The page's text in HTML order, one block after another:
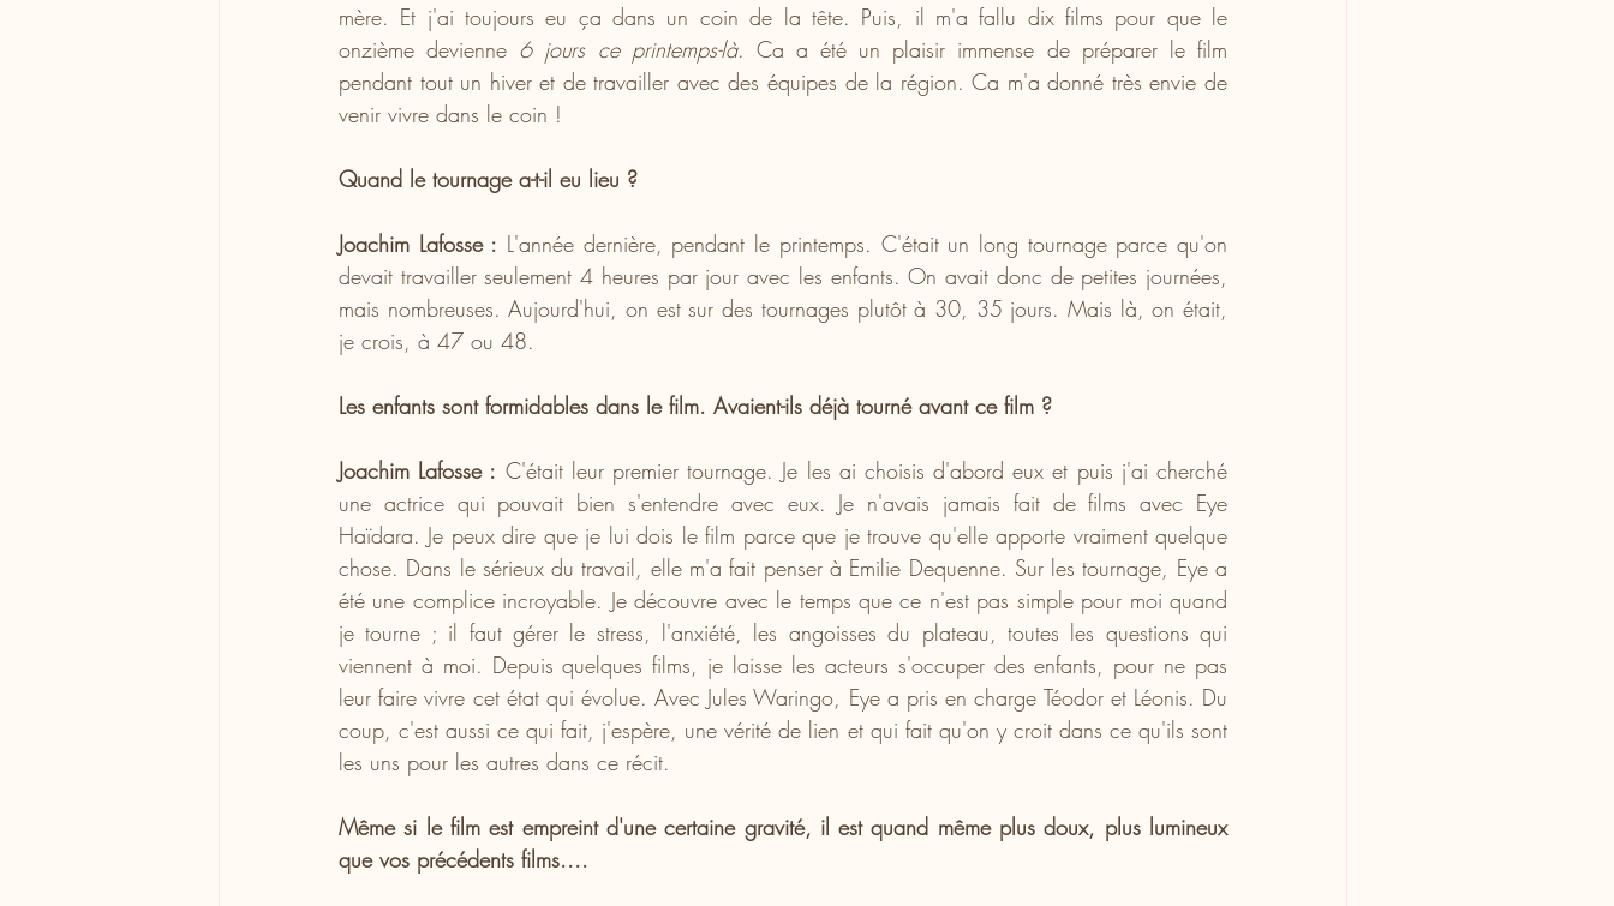
mère. Et j'ai toujours eu ça dans un coin de la tête. Puis, il m'a fallu dix films pour que le
onzième devienne 6 jours ce printemps-là. Ca a été un plaisir immense de préparer le film
pendant tout un hiver et de travailler avec des équipes de la région. Ca m'a donné très envie de
venir vivre dans le coin !
Quand le tournage a-t-il eu lieu ?
Joachim Lafosse : L'année dernière, pendant le printemps. C'était un long tournage parce qu'on
devait travailler seulement 4 heures par jour avec les enfants. On avait donc de petites journées,
mais nombreuses. Aujourd'hui, on est sur des tournages plutôt à 30, 35 jours. Mais là, on était,
je crois, à 47 ou 48.
Les enfants sont formidables dans le film. Avaient-ils déjà tourné avant ce film ?
Joachim Lafosse : C'était leur premier tournage. Je les ai choisis d'abord eux et puis j'ai cherché
une actrice qui pouvait bien s'entendre avec eux. Je n'avais jamais fait de films avec Eye
Haïdara. Je peux dire que je lui dois le film parce que je trouve qu'elle apporte vraiment quelque
chose. Dans le sérieux du travail, elle m'a fait penser à Emilie Dequenne. Sur les tournage, Eye a
été une complice incroyable. Je découvre avec le temps que ce n'est pas simple pour moi quand
je tourne ; il faut gérer le stress, l'anxiété, les angoisses du plateau, toutes les questions qui
viennent à moi. Depuis quelques films, je laisse les acteurs s'occuper des enfants, pour ne pas
leur faire vivre cet état qui évolue. Avec Jules Waringo, Eye a pris en charge Téodor et Léonis. Du
coup, c'est aussi ce qui fait, j'espère, une vérité de lien et qui fait qu'on y croit dans ce qu'ils sont
les uns pour les autres dans ce récit.
Même si le film est empreint d'une certaine gravité, il est quand même plus doux, plus lumineux
que vos précédents films....